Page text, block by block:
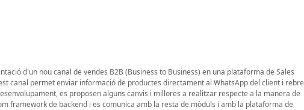
d'un nou canal de vendes B2B (Business to Business) en una plataforma de Sales
canal permet enviar informació de productes directament al WhatsApp del client i rebre
es proposen alguns canvis i millores a realitzar respecte a la manera de
framework de backend i es comunica amb la resta de mòduls i amb la plataforma de